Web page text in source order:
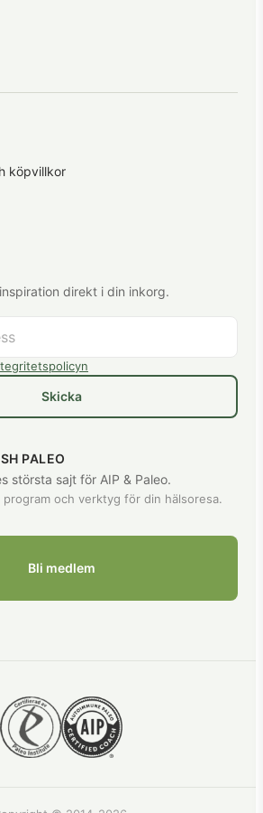
PALEO
största sajt för AIP & Paleo.
program och verktyg för din hälsoresa.
Bli medlem
köpvillkor
direkt i din inkorg.
Skicka